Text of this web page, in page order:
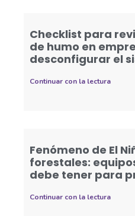
Checklist para
de humo en
desconfigurar el
Continuar con la lectura
Fenómeno de El
forestales:
debe tener para
Continuar con la lectura